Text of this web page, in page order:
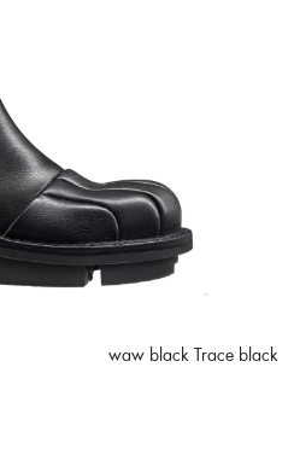
waw black Trace black